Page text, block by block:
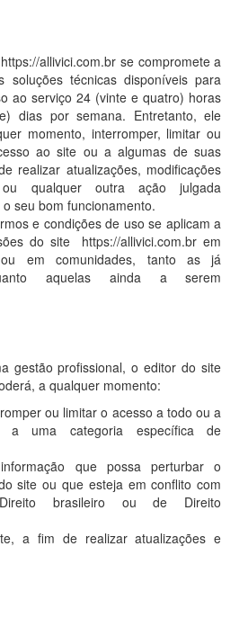
allivici.com.br se compromete a
soluções técnicas disponíveis para
ao serviço 24 (vinte e quatro) horas
dias por semana. Entretanto, ele
momento, interromper, limitar ou
ao site ou a algumas de suas
realizar atualizações, modificações
qualquer outra ação julgada
seu bom funcionamento.
e condições de uso se aplicam a
do site https://allivici.com.br em
em comunidades, tanto as já
aquelas ainda a serem
gestão profissional, o editor do site
a qualquer momento:
ou limitar o acesso a todo ou a
uma categoria específica de
que possa perturbar o
site ou que esteja em conflito com
brasileiro ou de Direito
a fim de realizar atualizações e